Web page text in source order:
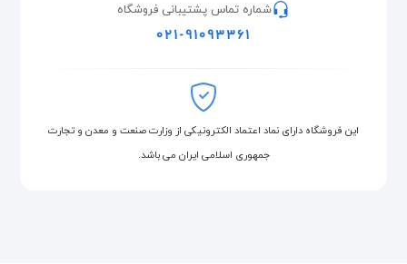
شماره تماس پشتیبانی فروشگاه
021-91093361
این فروشگاه دارای نماد اعتماد الکترونیکی از وزارت صنعت و معدن و تجارت
جمهوری اسلامی ایران می باشد.